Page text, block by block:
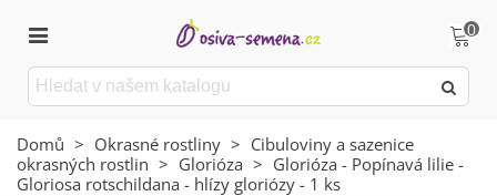
0
Domů > Okrasné rostliny > Cibuloviny a sazenice
okrasných rostlin > Glorióza > Glorióza - Popínavá lilie -
Gloriosa rotschildana - hlízy gloriózy - 1 ks